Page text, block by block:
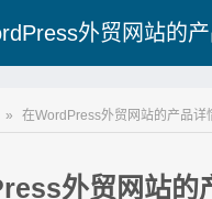
外贸网站的
» 在WordPress外贸网站的产品
外贸网站的